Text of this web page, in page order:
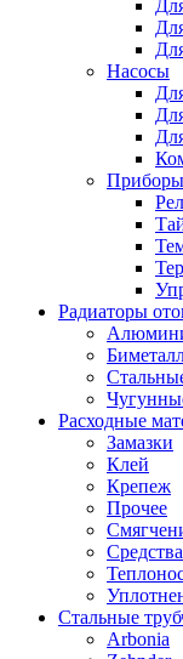
Насосы
Радиаторы
Расходные
Замазки
Клей
Крепеж
Прочее
Стальные
Arbonia